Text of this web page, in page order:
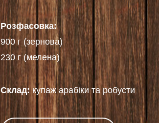
Розфасовка:
900 г (зернова)
230 г (мелена)
Склад: купаж арабіки та робусти